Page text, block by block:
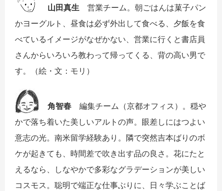
山田真生 営業チーム。朝ごはんは菓子パン
かヨーグルト、昼食は必ず外出して食べる、夕飯を食
べているイメージがなぜかない、営業に行くと書店員
さんからいろいろ教わって帰ってくる、背の高い男で
す。（絵・文：モリ）
角智春 編集チーム（京都オフィス）。穏や
かで落ち着いた美しいアルトの声。眼差しにはつよい
意志の光。南米留学経験あり。隣で突然吉本ばりのボ
ケが起きても、時間差で吹き出す品の良さ。花にたと
えるなら、しなやかで多彩なグラデーションが美しい
コスモス。聡明で端正な仕事ぶりに、日々学ぶことば